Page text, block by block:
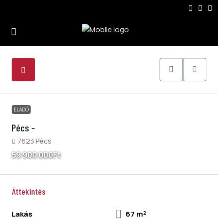
ELADÓ
Pécs –
7623 Pécs
59 900 000Ft
Áttekintés
Lakás
67 m²